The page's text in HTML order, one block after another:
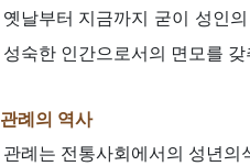
옛날부터 지금까지 굳이 성인
성숙한 인간으로서의 면모를
관례의 역사
관례는 전통사회에서의 성년의